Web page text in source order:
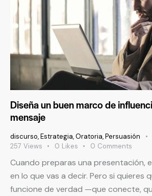
Diseña un buen marco de
mensaje
discurso,Estrategia,Oratoria,Persuasión
257 Views 0 Likes 0 Comments
Cuando preparas una presentación,
en lo que vas a decir. Pero si quieres
funcione de verdad —que conecte,